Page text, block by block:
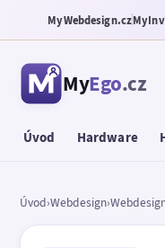
MyWebdesign.cz
MyEgo.cz
Úvod Hardware
Úvod›Webdesign›